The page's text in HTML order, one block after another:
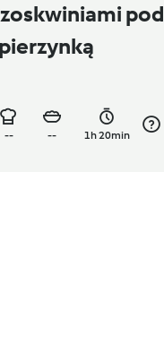
pod
-- -- 1h 20min